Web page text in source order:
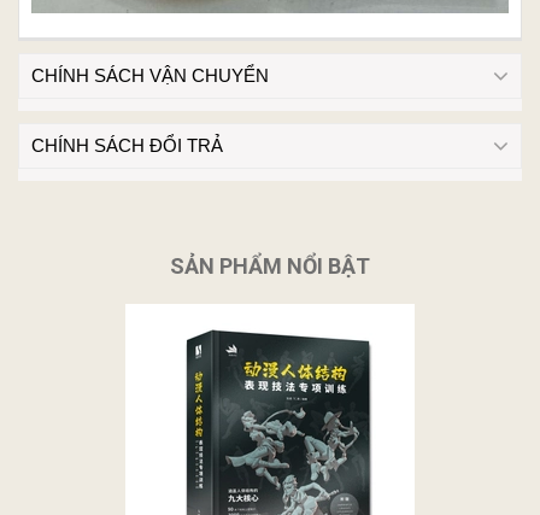
CHÍNH SÁCH VẬN CHUYỂN
CHÍNH SÁCH ĐỔI TRẢ
SẢN PHẨM NỔI BẬT